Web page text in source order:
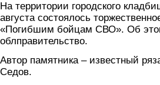
На территории городского
августа состоялось
«Погибшим бойцам СВО». Об
облправительство.
Автор памятника – известный
Седов.